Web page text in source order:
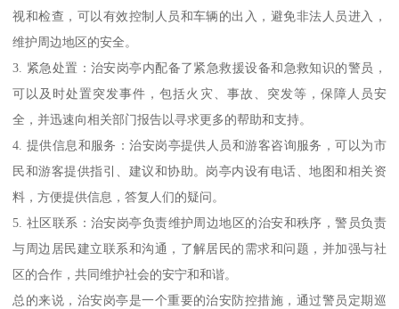
视和检查，可以有效控制人员和车辆的出入，避免非法人员进入，
维护周边地区的安全。
3. 紧急处置：治安岗亭内配备了紧急救援设备和急救知识的警员，
可以及时处置突发事件，包括火灾、事故、突发等，保障人员安
全，并迅速向相关部门报告以寻求更多的帮助和支持。
4. 提供信息和服务：治安岗亭提供人员和游客咨询服务，可以为市
民和游客提供指引、建议和协助。岗亭内设有电话、地图和相关资
料，方便提供信息，答复人们的疑问。
5. 社区联系：治安岗亭负责维护周边地区的治安和秩序，警员负责
与周边居民建立联系和沟通，了解居民的需求和问题，并加强与社
区的合作，共同维护社会的安宁和和谐。
总的来说，治安岗亭是一个重要的治安防控措施，通过警员定期巡